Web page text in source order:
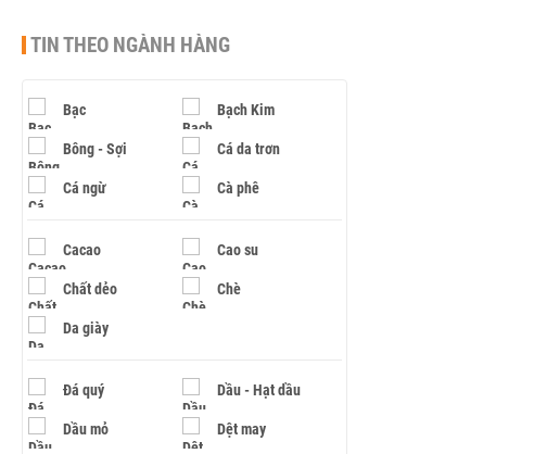
TIN THEO NGÀNH HÀNG
Bạc Bạch Kim
Bông - Sợi Cá da trơn
Cá ngừ Cà phê
Cacao Cao su
Chất dẻo Chè
Da giày
Đá quý Dầu - Hạt dầu
Dầu mỏ Dệt may